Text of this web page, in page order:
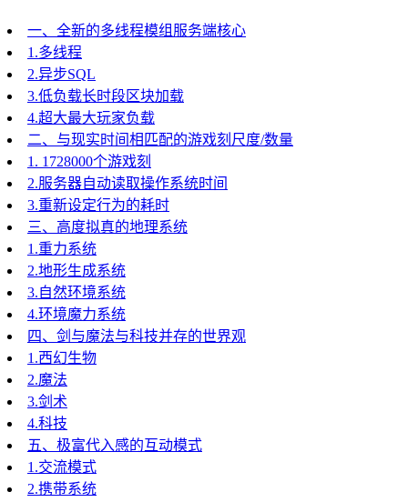
一、全新的多线程模组服务端核心
1.多线程
2.异步SQL
3.低负载长时段区块加载
4.超大最大玩家负载
二、与现实时间相匹配的游戏刻尺度/数量
1. 1728000个游戏刻
2.服务器自动读取操作系统时间
3.重新设定行为的耗时
三、高度拟真的地理系统
1.重力系统
2.地形生成系统
3.自然环境系统
4.环境魔力系统
四、剑与魔法与科技并存的世界观
1.西幻生物
2.魔法
3.剑术
4.科技
五、极富代入感的互动模式
1.交流模式
2.携带系统